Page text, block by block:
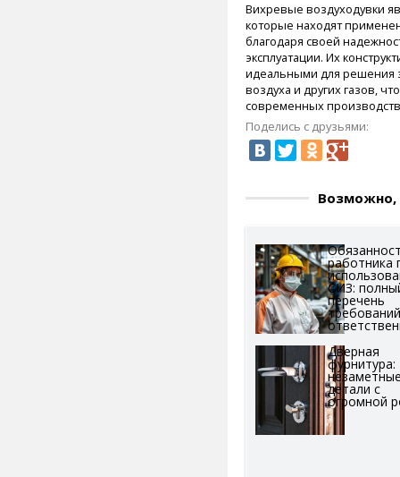
Вихревые воздуходувки
которые находят
благодаря своей
эксплуатации. Их
идеальными для решения
воздуха и других газов,
современных
Поделись с друзьями:
Возможно,
работника
СИЗ:
перечень
Дверная
фурнитура:
детали с
огромной